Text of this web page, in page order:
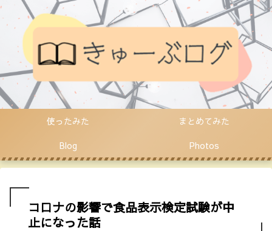
使ったみた
まとめてみた
Blog
Photos
コロナの影響で食品表示検定試験が中
止になった話